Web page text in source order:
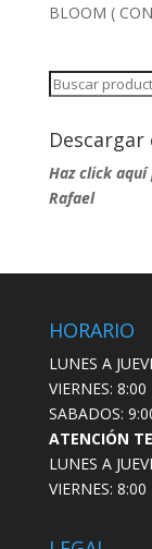
BLOOM (
Buscar
Descargar
Haz click
Rafael
HORARIO
LUNES A
VIERNES:
SABADOS:
ATENCIÓN
LUNES A
VIERNES: